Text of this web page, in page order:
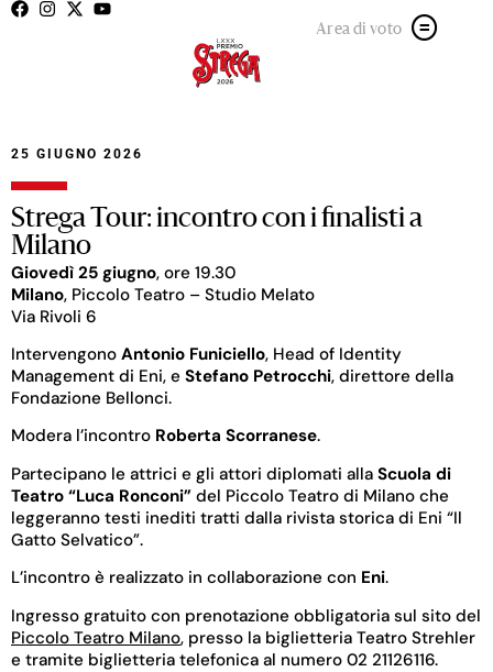
Area di voto
25 GIUGNO 2026
Strega Tour: incontro con i finalisti a
Milano
Giovedì 25 giugno, ore 19.30
Milano, Piccolo Teatro – Studio Melato
Via Rivoli 6
Intervengono Antonio Funiciello, Head of Identity
Management di Eni, e Stefano Petrocchi, direttore della
Fondazione Bellonci.
Modera l’incontro Roberta Scorranese.
Partecipano le attrici e gli attori diplomati alla Scuola di
Teatro “Luca Ronconi” del Piccolo Teatro di Milano che
leggeranno testi inediti tratti dalla rivista storica di Eni “Il
Gatto Selvatico”.
L’incontro è realizzato in collaborazione con Eni.
Ingresso gratuito con prenotazione obbligatoria sul sito del
Piccolo Teatro Milano, presso la biglietteria Teatro Strehler
e tramite biglietteria telefonica al numero 02 21126116.